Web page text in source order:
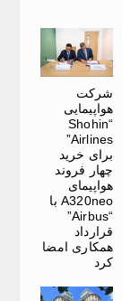
شرکت
هواپیمایی
“Shohin
Airlines”
برای خرید
چهار فروند
هواپیمای
A320neo با
“Airbus”
قرارداد
همکاری امضا
کرد